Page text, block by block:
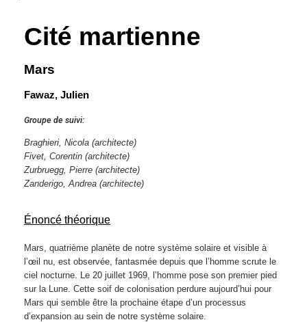
Cité martienne
Mars
Fawaz, Julien
Groupe de suivi:
Braghieri, Nicola (architecte)
Fivet, Corentin (architecte)
Zurbruegg, Pierre (architecte)
Zanderigo, Andrea (architecte)
Énoncé théorique
Mars, quatrième planète de notre système solaire et visible à
l’œil nu, est observée, fantasmée depuis que l’homme scrute le
ciel nocturne. Le 20 juillet 1969, l’homme pose son premier pied
sur la Lune. Cette soif de colonisation perdure aujourd’hui pour
Mars qui semble être la prochaine étape d’un processus
d’expansion au sein de notre système solaire.